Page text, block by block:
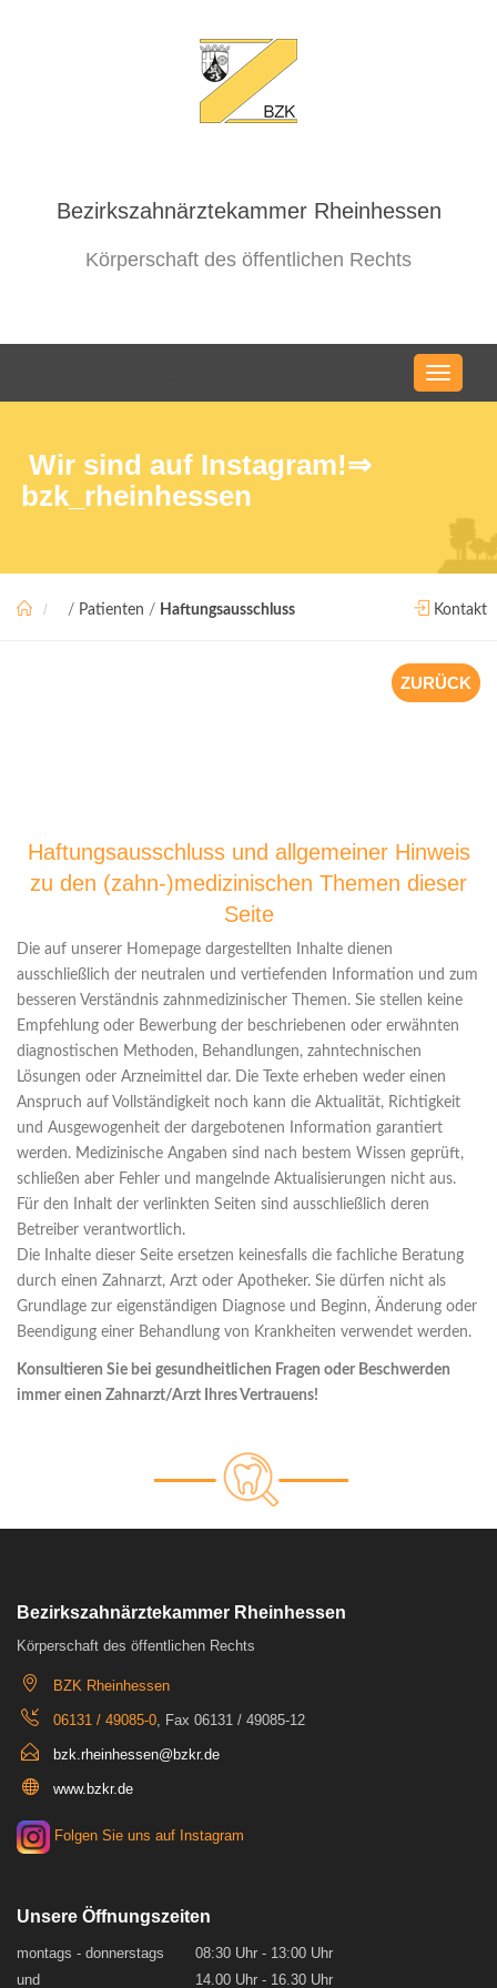
Bezirkszahnärztekammer Rheinhessen
Körperschaft des öffentlichen Rechts
Wir sind auf Instagram!⇒
bzk_rheinhessen
/ Patienten / Haftungsausschluss Kontakt
ZURÜCK
Haftungsausschluss und allgemeiner Hinweis
zu den (zahn-)medizinischen Themen dieser
Seite
Die auf unserer Homepage dargestellten Inhalte dienen
ausschließlich der neutralen und vertiefenden Information und zum
besseren Verständnis zahnmedizinischer Themen. Sie stellen keine
Empfehlung oder Bewerbung der beschriebenen oder erwähnten
diagnostischen Methoden, Behandlungen, zahntechnischen
Lösungen oder Arzneimittel dar. Die Texte erheben weder einen
Anspruch auf Vollständigkeit noch kann die Aktualität, Richtigkeit
und Ausgewogenheit der dargebotenen Information garantiert
werden. Medizinische Angaben sind nach bestem Wissen geprüft,
schließen aber Fehler und mangelnde Aktualisierungen nicht aus.
Für den Inhalt der verlinkten Seiten sind ausschließlich deren
Betreiber verantwortlich.
Die Inhalte dieser Seite ersetzen keinesfalls die fachliche Beratung
durch einen Zahnarzt, Arzt oder Apotheker. Sie dürfen nicht als
Grundlage zur eigenständigen Diagnose und Beginn, Änderung oder
Beendigung einer Behandlung von Krankheiten verwendet werden.
Konsultieren Sie bei gesundheitlichen Fragen oder Beschwerden
immer einen Zahnarzt/Arzt Ihres Vertrauens!
Bezirkszahnärztekammer Rheinhessen
Körperschaft des öffentlichen Rechts
BZK Rheinhessen
06131 / 49085-0, Fax 06131 / 49085-12
bzk.rheinhessen@bzkr.de
www.bzkr.de
Folgen Sie uns auf Instagram
Unsere Öffnungszeiten
montags - donnerstags
08:30 Uhr - 13:00 Uhr
und
14.00 Uhr - 16.30 Uhr